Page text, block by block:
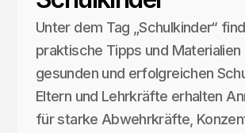
Unter dem Tag „Schulkinder“
praktische Tipps und Materialien
gesunden und erfolgreichen
Eltern und Lehrkräfte erhalten
für starke Abwehrkräfte,